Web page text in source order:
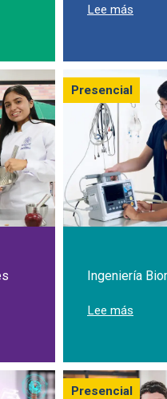
Enfermería en la Javeriana
Lee más
Presencial
Ingeniería
Lee más
Presencial